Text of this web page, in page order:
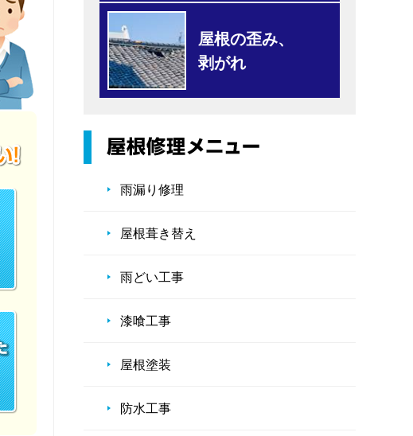
屋根の歪み、
剥がれ
雨漏り修理
屋根葺き替え
雨どい工事
漆喰工事
屋根塗装
防水工事